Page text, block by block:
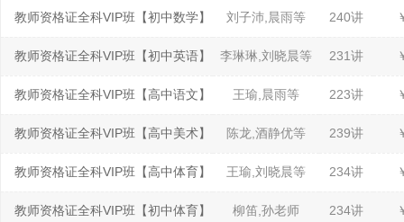
教师资格证全科VIP班【初中数学】 刘子沛,晨雨等 240讲
教师资格证全科VIP班【初中英语】 李琳琳,刘晓晨等 231讲
教师资格证全科VIP班【高中语文】 王瑜,晨雨等 223讲
教师资格证全科VIP班【高中美术】 陈龙,酒静优等 239讲
教师资格证全科VIP班【高中体育】 王瑜,刘晓晨等 234讲
教师资格证全科VIP班【初中体育】 柳笛,孙老师 234讲